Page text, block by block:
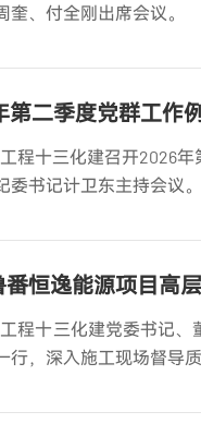
、付全刚出席会议。
第二季度党群工作
程十三化建召开2026
书记计卫东主持会议。
恒逸能源项目高
程十三化建党委书记
行，深入施工现场督导